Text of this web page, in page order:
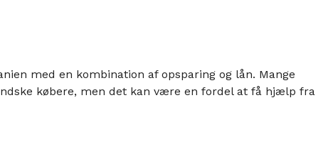
med en kombination af opsparing og lån. Mange
købere, men det kan være en fordel at få hjælp fra